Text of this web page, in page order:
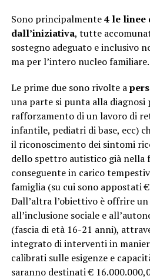
Sono principalmente4 le linee
dall’iniziativa, tutte
sostegno adeguato e inclusivo
ma per l’intero nucleo familiare.
Le prime due sono rivolte a
una parte si punta alla diagnosi
rafforzamento di un lavoro di
infantile, pediatri di base, ecc)
il riconoscimento dei sintomi
dello spettro autistico già nella
conseguente in carico
famiglia (su cui sono appostati
Dall’altra l’obiettivo è offrire
all’inclusione sociale e
(fascia di età 16-21 anni),
integrato di interventi in
calibrati sulle esigenze e
saranno destinati €